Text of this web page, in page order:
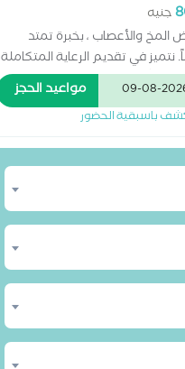
جنيه
والأعصاب ، بخبرة تمتد
في تقديم الرعاية المتكاملة
تعقيداً، مع سجل حافل في علاج
وتحقيق نسب شفاء عالية،
من جامعات عالمية،
العلمية في علاج السكتات
حالات الرعاش، الباركنسون،
مع توفير متابعة مستمرة
مواعيد الحجز
باسبقية الحضور